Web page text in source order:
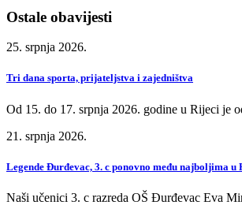
Ostale obavijesti
25. srpnja 2026.
Tri dana sporta, prijateljstva i zajedništva
Od 15. do 17. srpnja 2026. godine u Rijeci je
21. srpnja 2026.
Legende Đurđevac, 3. c ponovno među najboljima u
Naši učenici 3. c razreda OŠ Đurđevac Eva